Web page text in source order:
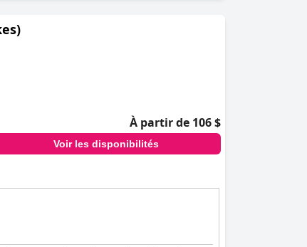
À partir de 106 $
Voir les disponibilités